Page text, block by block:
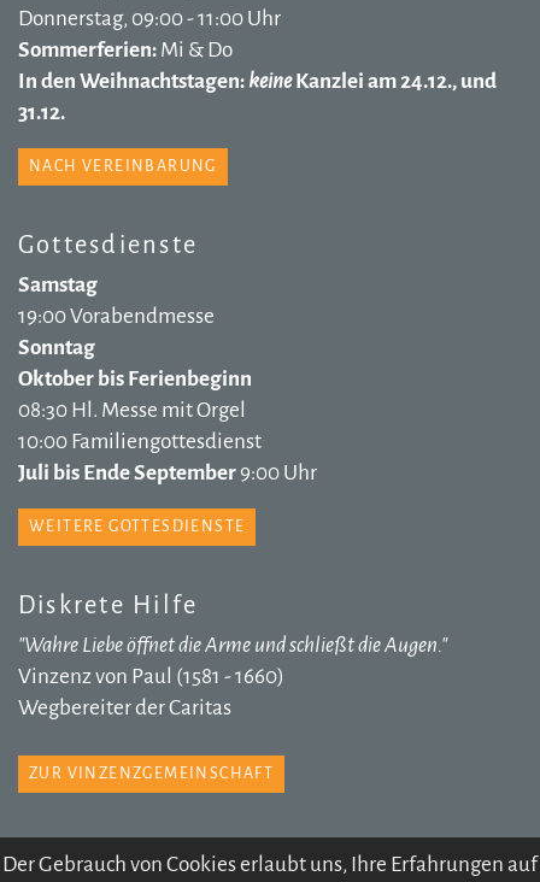
Der Gebrauch von Cookies erlaubt uns, Ihre Erfahrungen auf
Donnerstag, 09:00 - 11:00 Uhr
Sommerferien: Mi & Do
In den Weihnachtstagen: keineKanzlei am 24.12., und
31.12.
NACH VEREINBARUNG
Gottesdienste
Samstag
19:00 Vorabendmesse
Sonntag
Oktober bis Ferienbeginn
08:30 Hl. Messe mit Orgel
10:00 Familiengottesdienst
Juli bis Ende September 9:00 Uhr
WEITERE GOTTESDIENSTE
Diskrete Hilfe
"Wahre Liebe öffnet die Arme und schließt die Augen."
Vinzenz von Paul (1581 - 1660)
Wegbereiter der Caritas
ZUR VINZENZGEMEINSCHAFT